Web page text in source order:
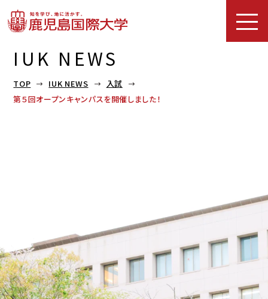
IUK NEWS
TOP IUK NEWS
入試
第５回オープンキャンパスを開催しました！